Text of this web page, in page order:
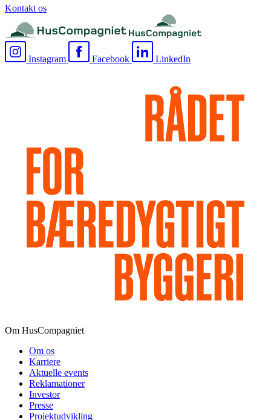
Kontakt os
Instagram Facebook LinkedIn
Om HusCompagniet
Om os
Karriere
Aktuelle events
Reklamationer
Investor
Presse
Projektudvikling